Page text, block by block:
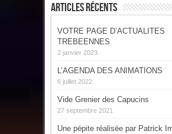
Articles Récents
VOTRE PAGE D’ACTUALITES
TREBEENNES
2 janvier 2023
L’AGENDA DES ANIMATIONS
6 juillet 2022
Vide Grenier des Capucins
27 septembre 2021
Une pépite réalisée par Patrick